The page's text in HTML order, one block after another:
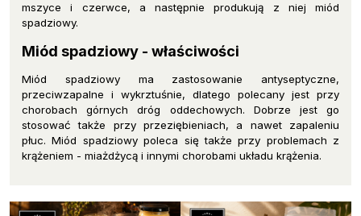
mszyce i czerwce, a następnie produkują z niej miód
spadziowy.
Miód spadziowy - właściwości
Miód spadziowy ma zastosowanie antyseptyczne,
przeciwzapalne i wykrztuśnie, dlatego polecany jest przy
chorobach górnych dróg oddechowych. Dobrze jest go
stosować także przy przeziębieniach, a nawet zapaleniu
płuc. Miód spadziowy poleca się także przy problemach z
krążeniem - miażdżycą i innymi chorobami układu krążenia.